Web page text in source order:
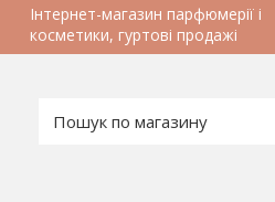
Інтернет-магазин парфюмерії і
косметики, гуртові продажі